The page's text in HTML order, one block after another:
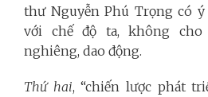
thư Nguyễn Phú Trọng có
với chế độ ta, không cho
nghiêng, dao động.
Thứ hai, “chiến lược phát